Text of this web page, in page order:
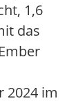
1,6
das
2024 im